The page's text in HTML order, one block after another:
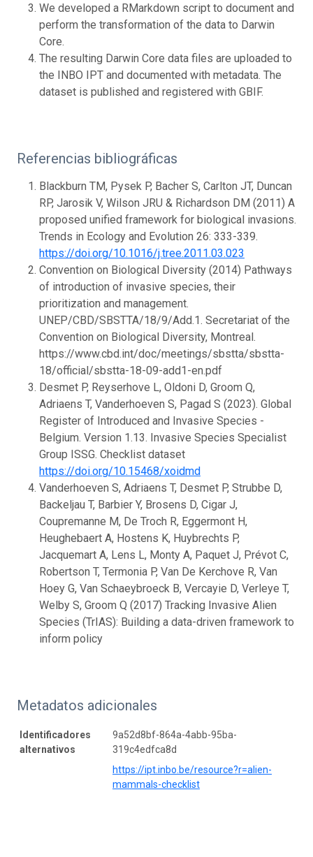
We developed a RMarkdown script to document and
perform the transformation of the data to Darwin
Core.
The resulting Darwin Core data files are uploaded to
the INBO IPT and documented with metadata. The
dataset is published and registered with GBIF.
Referencias bibliográficas
Blackburn TM, Pysek P, Bacher S, Carlton JT, Duncan
RP, Jarosik V, Wilson JRU & Richardson DM (2011) A
proposed unified framework for biological invasions.
Trends in Ecology and Evolution 26: 333-339.
https://doi.org/10.1016/j.tree.2011.03.023
Convention on Biological Diversity (2014) Pathways
of introduction of invasive species, their
prioritization and management.
UNEP/CBD/SBSTTA/18/9/Add.1. Secretariat of the
Convention on Biological Diversity, Montreal.
https://www.cbd.int/doc/meetings/sbstta/sbstta-
18/official/sbstta-18-09-add1-en.pdf
Desmet P, Reyserhove L, Oldoni D, Groom Q,
Adriaens T, Vanderhoeven S, Pagad S (2023). Global
Register of Introduced and Invasive Species -
Belgium. Version 1.13. Invasive Species Specialist
Group ISSG. Checklist dataset
https://doi.org/10.15468/xoidmd
Vanderhoeven S, Adriaens T, Desmet P, Strubbe D,
Backeljau T, Barbier Y, Brosens D, Cigar J,
Coupremanne M, De Troch R, Eggermont H,
Heughebaert A, Hostens K, Huybrechts P,
Jacquemart A, Lens L, Monty A, Paquet J, Prévot C,
Robertson T, Termonia P, Van De Kerchove R, Van
Hoey G, Van Schaeybroeck B, Vercayie D, Verleye T,
Welby S, Groom Q (2017) Tracking Invasive Alien
Species (TrIAS): Building a data-driven framework to
inform policy
Metadatos adicionales
Identificadores
alternativos
9a52d8bf-864a-4abb-95ba-
319c4edfca8d
https://ipt.inbo.be/resource?r=alien-
mammals-checklist